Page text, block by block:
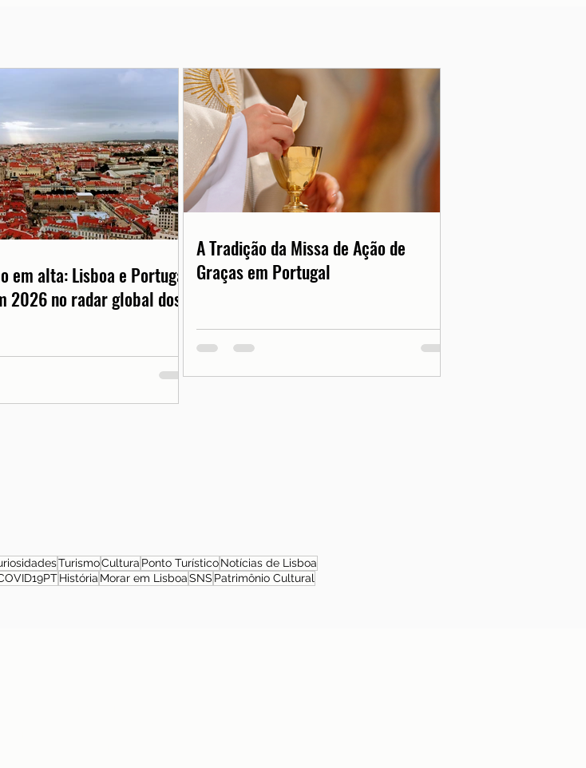
em alta: Lisboa e Portugal
2026 no radar global dos
A Tradição da Missa de Ação de
Graças em Portugal
TurismoCultura Ponto Turístico Notícias de Lisboa
História Morar em LisboaSNS Patrimônio Cultural